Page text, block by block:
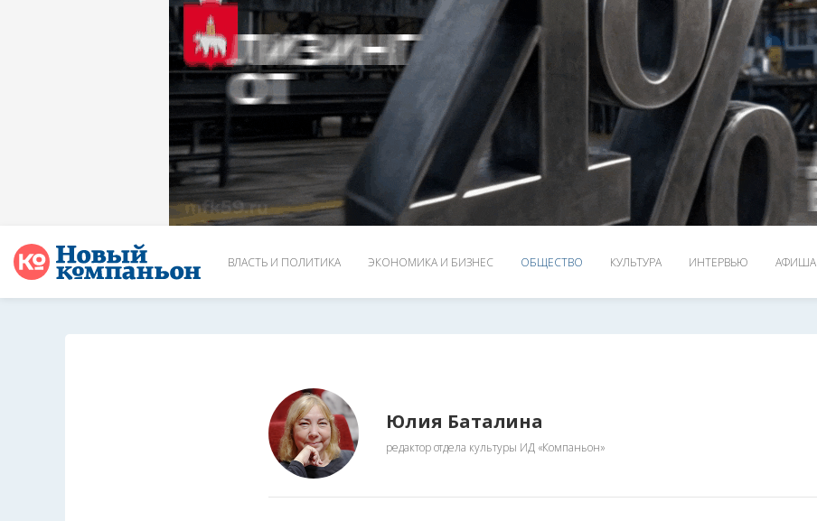
ВЛАСТЬ И ПОЛИТИКА ЭКОНОМИКА И БИЗНЕС ОБЩЕСТВО КУЛЬТУРА ИНТЕРВЬЮ АФИША
Юлия Баталина
редактор отдела культуры ИД «Компаньон»